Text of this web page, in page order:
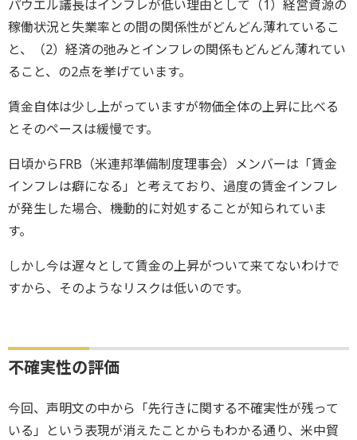
パウエル議長はインフレが低い理由として（1）経営資源の
稼働状況と失業率との間の関係性がどんどん薄れているこ
と、（2）経済の弛みとインフレの関係もどんどん薄れてい
ること、の2点を挙げています。
賃金自体は少し上がっていますが物価全体の上昇に比べる
とそのペースは緩慢です。
日頃からFRB（米連邦準備制度理事会）メンバーは「賃金
インフレは癖になる」と考えており、過度の賃金インフレ
が発生した場合、機動的に対処することが知られていま
す。
しかし今は遅々として賃金の上昇がついて来てないわけで
すから、そのようなリスクは低いのです。
不確実性の評価
今回、声明文の中から「先行きに関する不確実性が残って
いる」という表現が消えたことからもわかる通り、米中貿